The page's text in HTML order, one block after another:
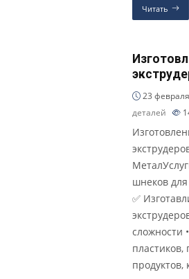
Читать
23
деталей
шнеков
✅
сложности
продуктов,